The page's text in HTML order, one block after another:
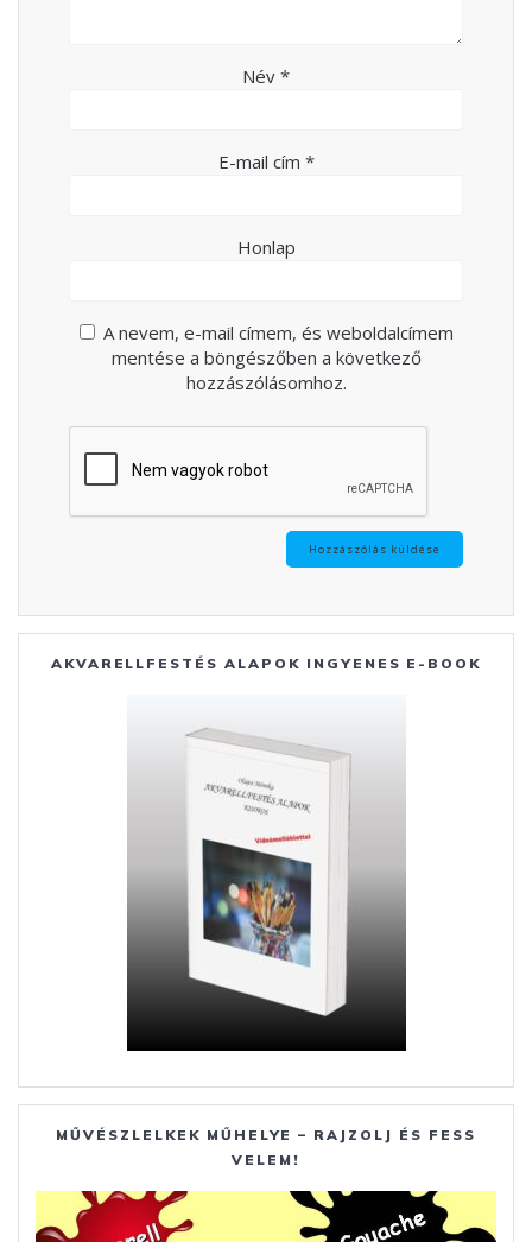
Név *
E-mail cím *
Honlap
A nevem, e-mail címem, és weboldalcímem
mentése a böngészőben a következő
hozzászólásomhoz.
AKVARELLFESTÉS ALAPOK INGYENES E-BOOK
MŰVÉSZLELKEK MŰHELYE – RAJZOLJ ÉS FESS
VELEM!